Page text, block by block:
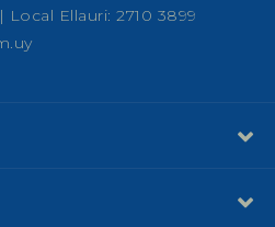
Ellauri: 2710 3899